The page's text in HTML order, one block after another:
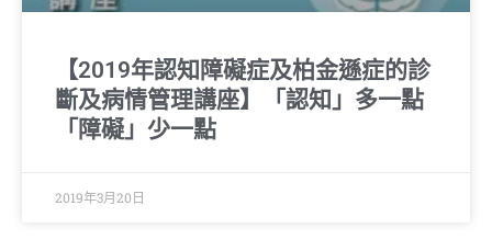
【2019年認知障礙症及柏金遜症的診
斷及病情管理講座】「認知」多一點
「障礙」少一點
2019年3月20日